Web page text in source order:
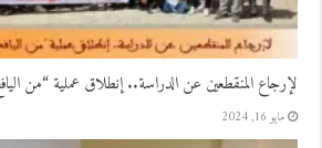
لإرجاع المنقطعين عن الدراسة.. إنطلاق عملية “من
مايو 16, 2024